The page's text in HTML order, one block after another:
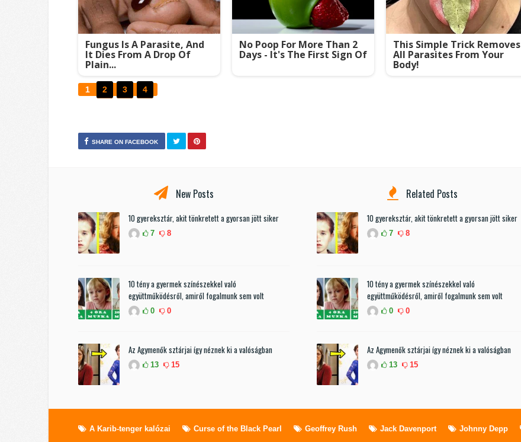
Fungus Is A Parasite, And
It Dies From A Drop Of
Plain...
No Poop For More Than 2
Days - It's The First Sign Of
This Simple Trick Removes
All Parasites From Your
Body!
1 2 3 4
SHARE ON FACEBOOK
New Posts
10 gyereksztár, akit tönkretett a gyorsan jött siker
7 8
10 tény a gyermek színészekkel való
együttműködésről, amiről fogalmunk sem volt
0 0
Az Agymenők sztárjai így néznek ki a valóságban
13 15
Related Posts
10 gyereksztár, akit tönkretett a gyorsan jött siker
7 8
10 tény a gyermek színészekkel való
együttműködésről, amiről fogalmunk sem volt
0 0
Az Agymenők sztárjai így néznek ki a valóságban
13 15
A Karib-tenger kalózai Curse of the Black Pearl Geoffrey Rush Jack Davenport Johnny Depp